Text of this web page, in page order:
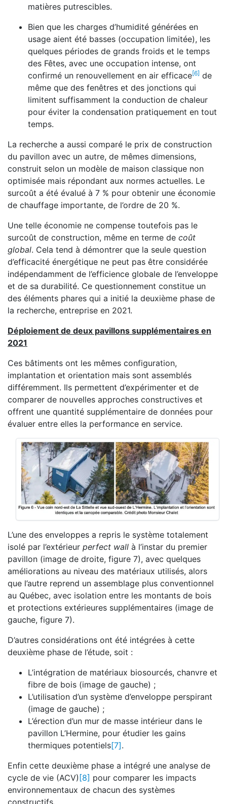
matières putrescibles.
Bien que les charges d’humidité générées en
usage aient été basses (occupation limitée), les
quelques périodes de grands froids et le temps
des Fêtes, avec une occupation intense, ont
confirmé un renouvellement en air efficace[6] de
même que des fenêtres et des jonctions qui
limitent suffisamment la conduction de chaleur
pour éviter la condensation pratiquement en tout
temps.
La recherche a aussi comparé le prix de construction
du pavillon avec un autre, de mêmes dimensions,
construit selon un modèle de maison classique non
optimisée mais répondant aux normes actuelles. Le
surcoût a été évalué à 7 % pour obtenir une économie
de chauffage importante, de l’ordre de 20 %.
Une telle économie ne compense toutefois pas le
surcoût de construction, même en terme de coût
global. Cela tend à démontrer que la seule question
d’efficacité énergétique ne peut pas être considérée
indépendamment de l’efficience globale de l’enveloppe
et de sa durabilité. Ce questionnement constitue un
des éléments phares qui a initié la deuxième phase de
la recherche, entreprise en 2021.
Déploiement de deux pavillons supplémentaires en
2021
Ces bâtiments ont les mêmes configuration,
implantation et orientation mais sont assemblés
différemment. Ils permettent d’expérimenter et de
comparer de nouvelles approches constructives et
offrent une quantité supplémentaire de données pour
évaluer entre elles la performance en service.
L’une des enveloppes a repris le système totalement
isolé par l’extérieur perfect wall à l’instar du premier
pavillon (image de droite, figure 7), avec quelques
améliorations au niveau des matériaux utilisés, alors
que l’autre reprend un assemblage plus conventionnel
au Québec, avec isolation entre les montants de bois
et protections extérieures supplémentaires (image de
gauche, figure 7).
D’autres considérations ont été intégrées à cette
deuxième phase de l’étude, soit :
L’intégration de matériaux biosourcés, chanvre et
fibre de bois (image de gauche) ;
L’utilisation d’un système d’enveloppe perspirant
(image de gauche) ;
L’érection d’un mur de masse intérieur dans le
pavillon L’Hermine, pour étudier les gains
thermiques potentiels[7].
Enfin cette deuxième phase a intégré une analyse de
cycle de vie (ACV) [8] pour comparer les impacts
environnementaux de chacun des systèmes
constructifs.